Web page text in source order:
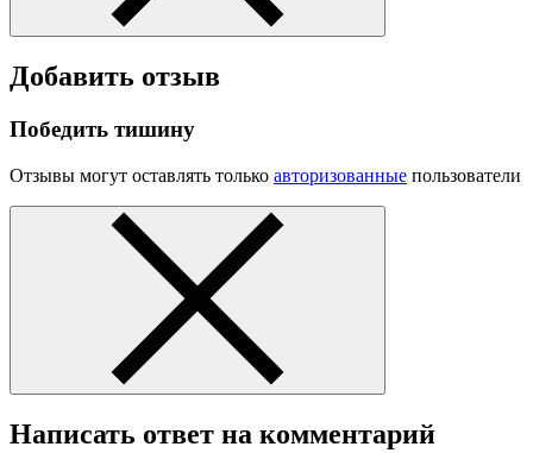
Добавить отзыв
Победить тишину
Отзывы могут оставлять только авторизованные пользователи
Написать ответ на комментарий